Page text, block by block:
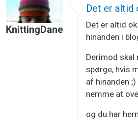
KnittingDane
Det er altid
Det er altid
hinanden i
Derimod skal
spørge, hvis
af hinanden
nemme at
og du har